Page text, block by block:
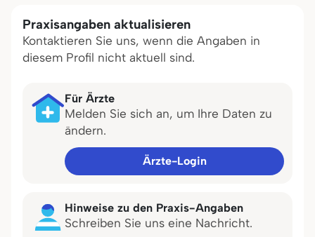
Praxisangaben aktualisieren
Kontaktieren Sie uns, wenn die Angaben in
diesem Profil nicht aktuell sind.
Für Ärzte
Melden Sie sich an, um Ihre Daten zu
ändern.
Ärzte-Login
Hinweise zu den Praxis-Angaben
Schreiben Sie uns eine Nachricht.